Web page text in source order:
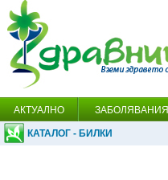
АКТУАЛНО ЗАБОЛЯВАНИЯ
КАТАЛОГ - БИЛКИ